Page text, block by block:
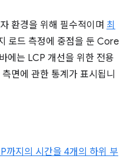
환경을 위해 필수적이며 최
로드 측정에 중점을 둔 Core
에는 LCP 개선을 위한 전용
면에 관한 통계가 표시됩니
까지의 시간을 4개의 하위 부